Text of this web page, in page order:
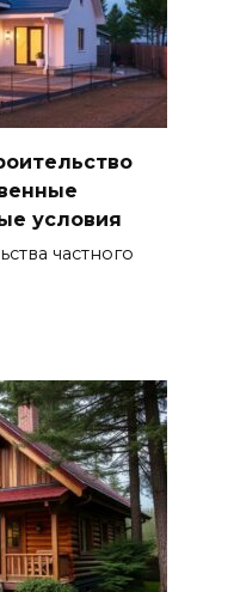
условия
частного